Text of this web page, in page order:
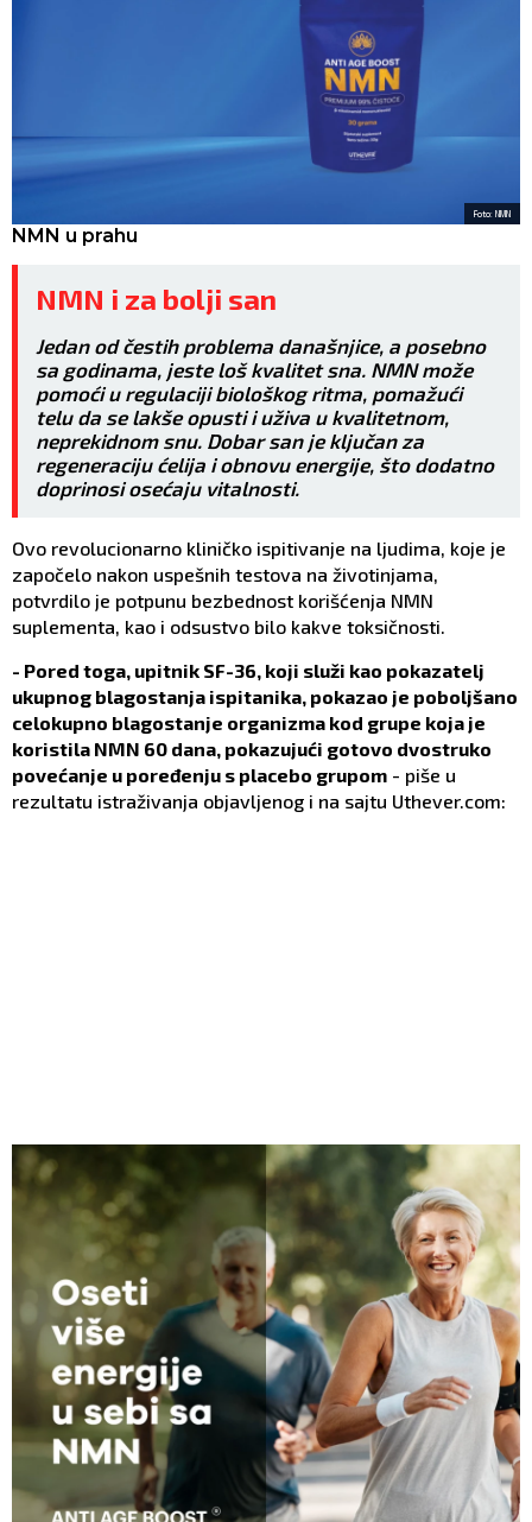
Foto: NMN
NMN u prahu
NMN i za bolji san
Jedan od čestih problema današnjice, a posebno
sa godinama, jeste loš kvalitet sna. NMN može
pomoći u regulaciji biološkog ritma, pomažući
telu da se lakše opusti i uživa u kvalitetnom,
neprekidnom snu. Dobar san je ključan za
regeneraciju ćelija i obnovu energije, što dodatno
doprinosi osećaju vitalnosti.
Ovo revolucionarno kliničko ispitivanje na ljudima, koje je
započelo nakon uspešnih testova na životinjama,
potvrdilo je potpunu bezbednost korišćenja NMN
suplementa, kao i odsustvo bilo kakve toksičnosti.
- Pored toga, upitnik SF-36, koji služi kao pokazatelj
ukupnog blagostanja ispitanika, pokazao je poboljšano
celokupno blagostanje organizma kod grupe koja je
koristila NMN 60 dana, pokazujući gotovo dvostruko
povećanje u poređenju s placebo grupom - piše u
rezultatu istraživanja objavljenog i na sajtu Uthever.com: